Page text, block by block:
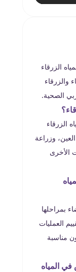
الزرقاء
والزرقاء
الصحية.
الزرقاء
وزراعة
الأخرى
بمراحلها
العمليات
مناسبة
المياه